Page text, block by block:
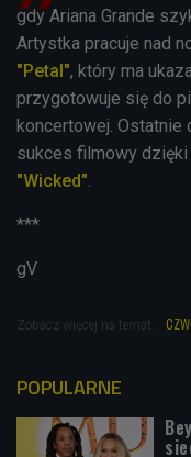
gdy Ariana Grande
Artystka pracuje nad
"Petal", który ma
przygotowuje się do
koncertowej. Ostatnie
sukces filmowy dzięki
"Wicked"
***
gV
Zobacz więcej na temat:
POPULARNE